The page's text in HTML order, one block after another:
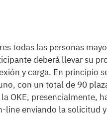
todas las personas
deberá llevar su
y carga. En principio
con un total de 90
OKE, presencialmente,
line enviando la solicitud